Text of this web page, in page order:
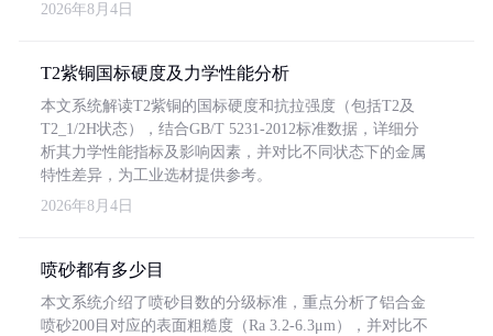
2026年8月4日
T2紫铜国标硬度及力学性能分析
本文系统解读T2紫铜的国标硬度和抗拉强度（包括T2及
T2_1/2H状态），结合GB/T 5231-2012标准数据，详细分
析其力学性能指标及影响因素，并对比不同状态下的金属
特性差异，为工业选材提供参考。
2026年8月4日
喷砂都有多少目
本文系统介绍了喷砂目数的分级标准，重点分析了铝合金
喷砂200目对应的表面粗糙度（Ra 3.2-6.3μm），并对比不